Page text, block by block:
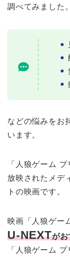
調べてみました。
などの悩みをお
います。
「人狼ゲーム
放映されたメデ
トの映画です。
映画「人狼ゲー
U-NEXTがお
「人狼ゲーム